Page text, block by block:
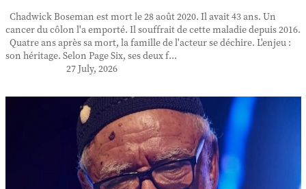
Chadwick Boseman est mort le 28 août 2020. Il avait 43 ans. Un
cancer du côlon l'a emporté. Il souffrait de cette maladie depuis 2016.
Quatre ans après sa mort, la famille de l'acteur se déchire. L'enjeu :
son héritage. Selon Page Six, ses deux f...
27 July, 2026